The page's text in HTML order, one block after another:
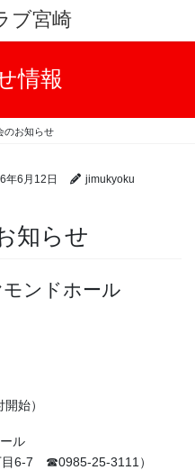
情報
のお知らせ
年6月12日 jimukyoku
知らせ
ンドホール
始）
ル
目6-7 ☎0985-25-3111）